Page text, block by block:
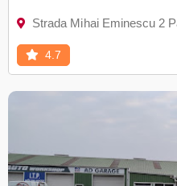
Strada Mihai Eminescu 2
4.7